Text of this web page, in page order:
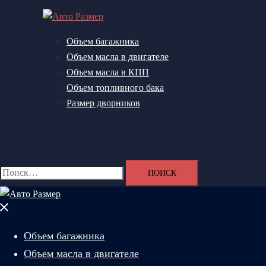
Объем багажника
Объем масла в двигателе
Объем масла в КПП
Объем топливного бака
Размер дворников
Найти:
Закрыть
Объем багажника
Объем масла в двигателе